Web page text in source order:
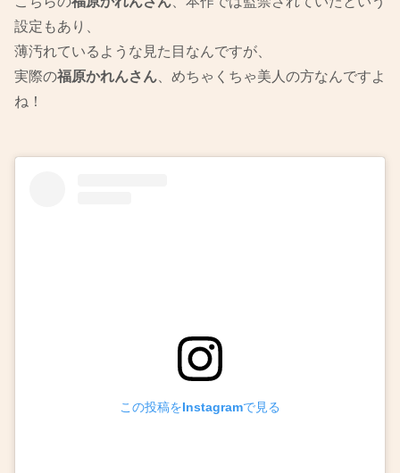
設定もあり、
薄汚れているような見た目なんですが、
実際の福原かれんさん 、めちゃくちゃ美人の方なんですよ
ね！
この投稿をInstagramで見る